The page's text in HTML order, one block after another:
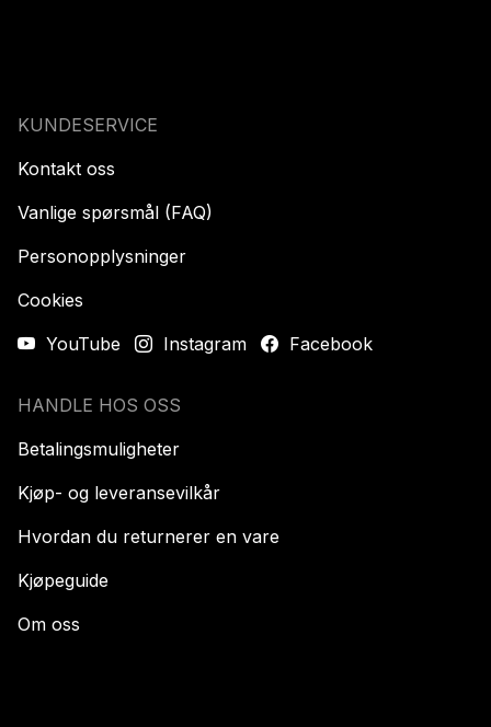
KUNDESERVICE
Kontakt oss
Vanlige spørsmål (FAQ)
Personopplysninger
Cookies
YouTube
Instagram Facebook
HANDLE HOS OSS
Betalingsmuligheter
Kjøp- og leveransevilkår
Hvordan du returnerer en vare
Kjøpeguide
Om oss